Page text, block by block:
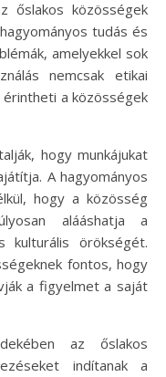
őslakos közösségek
tudás és
amelyekkel sok
nemcsak etikai
a közösségek
hogy munkájukat
A hagyományos
hogy a közösség
alááshatja a
kulturális örökségét.
fontos, hogy
a figyelmet a saját
az őslakos
indítanak a